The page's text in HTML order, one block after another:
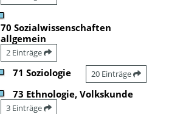
70 Sozialwissenschaften
allgemein
2 Einträge
71 Soziologie 20 Einträge
73 Ethnologie, Volkskunde
3 Einträge